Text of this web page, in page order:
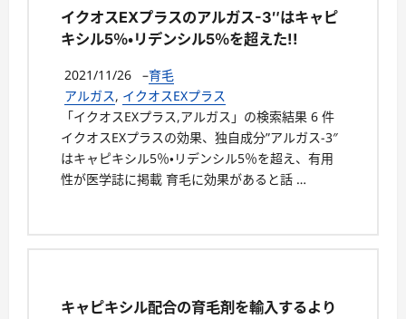
イクオスEXプラスのアルガス-3″はキャピ
キシル5％・リデンシル5％を超えた!!
2021/11/26 –育毛
アルガス, イクオスEXプラス
「イクオスEXプラス,アルガス」の検索結果 6 件
イクオスEXプラスの効果、独自成分”アルガス-3″
はキャピキシル5％・リデンシル5％を超え、有用
性が医学誌に掲載 育⽑に効果があると話 …
キャピキシル配合の育毛剤を輸入するより